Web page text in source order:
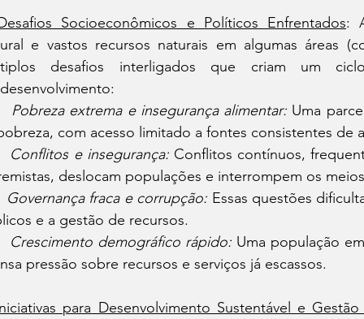
Socioeconômicos e Políticos Enfrentados:
e vastos recursos naturais em algumas áreas
desafios interligados que criam um
Pobreza extrema e insegurança alimentar: Uma
com acesso limitado a fontes consistentes de
Conflitos e insegurança: Conflitos contínuos,
deslocam populações e interrompem os
Governança fraca e corrupção: Essas questões
e a gestão de recursos.
Crescimento demográfico rápido: Uma população
pressão sobre recursos e serviços já escassos.
para Desenvolvimento Sustentável e